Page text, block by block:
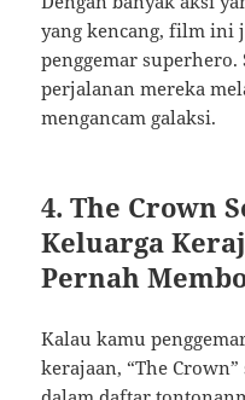
yang kencang, film ini
penggemar
perjalanan mereka
mengancam galaksi.
4. The Crown
Keluarga
Pernah
Kalau kamu
kerajaan, “The